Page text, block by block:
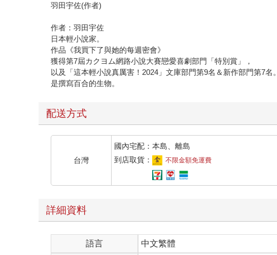
羽田宇佐(作者)
作者：羽田宇佐
日本輕小說家。
作品《我買下了與她的每週密會》
獲得第7屆カクヨム網路小說大賽戀愛喜劇部門「特別賞」，
以及「這本輕小說真厲害！2024」文庫部門第9名＆新作部門第7名。
是撰寫百合的生物。
配送方式
台灣
國內宅配：本島、離島
到店取貨：
不限金額免運費
詳細資料
語言 中文繁體